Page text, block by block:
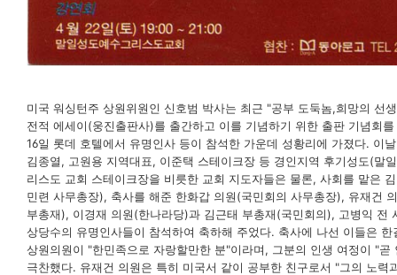
미국 워싱턴주 상원위원인 신호범 박사는 최근 "공부 도둑놈,희망의 선
전적 에세이(웅진출판사)를 출간하고 이를 기념하기 위한 출판 기념회
16일 롯데 호텔에서 유명인사 등이 참석한 가운데 성황리에 가졌다. 이
김종열, 고원용 지역대표, 이준택 스테이크장 등 경인지역 후기성도(말
리스도 교회 스테이크장을 비릇한 교회 지도자들은 물론, 사회를 맡은
민련 사무총장), 축사를 해준 한화갑 의원(국민회의 사무총장), 유재건
부총재), 이경재 의원(한나라당)과 김근태 부총재(국민회의), 고병익 전
상당수의 유명인사들이 참석하여 축하해 주었다. 축사에 나선 이들은 한
상원의원이 "한민족으로 자랑할만한 분"이라며, 그분의 인생 여정이 "곧
극찬했다. 유재건 의원은 특히 미국서 같이 공부한 친구로서 "그의 노력